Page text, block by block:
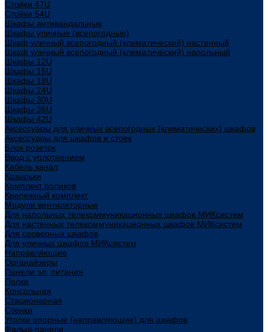
Стойки 47U
Стойки 54U
Шкафы антивандальные
Шкафы уличные (всепогодные)
Шкаф уличный всепогодный (климатический) настенный
Шкаф уличный всепогодный (климатический) напольный
Шкафы 12U
Шкафы 15U
Шкафы 18U
Шкафы 24U
Шкафы 30U
Шкафы 36U
Шкафы 42U
Аксессуары для уличных всепогодных (климатических) шкафов
Аксессуары для шкафов и стоек
Блок розеток
Ввод с уплотнением
Кабель канал
Козырьки
Комплект роликов
Крепежный комплект
Модули вентиляторные
Для напольных телекоммуникационных шкафов МИКсистем
Для настенных телекоммуникационных шкафов МИКсистем
Для серверных шкафов
Для уличных шкафов МИКсистем
Направляющие
Органайзеры
Панели эл. питания
Полки
Консольная
Стационарная
Стенки
Уголки опорные (направляющие) для шкафов
Фальш-панели